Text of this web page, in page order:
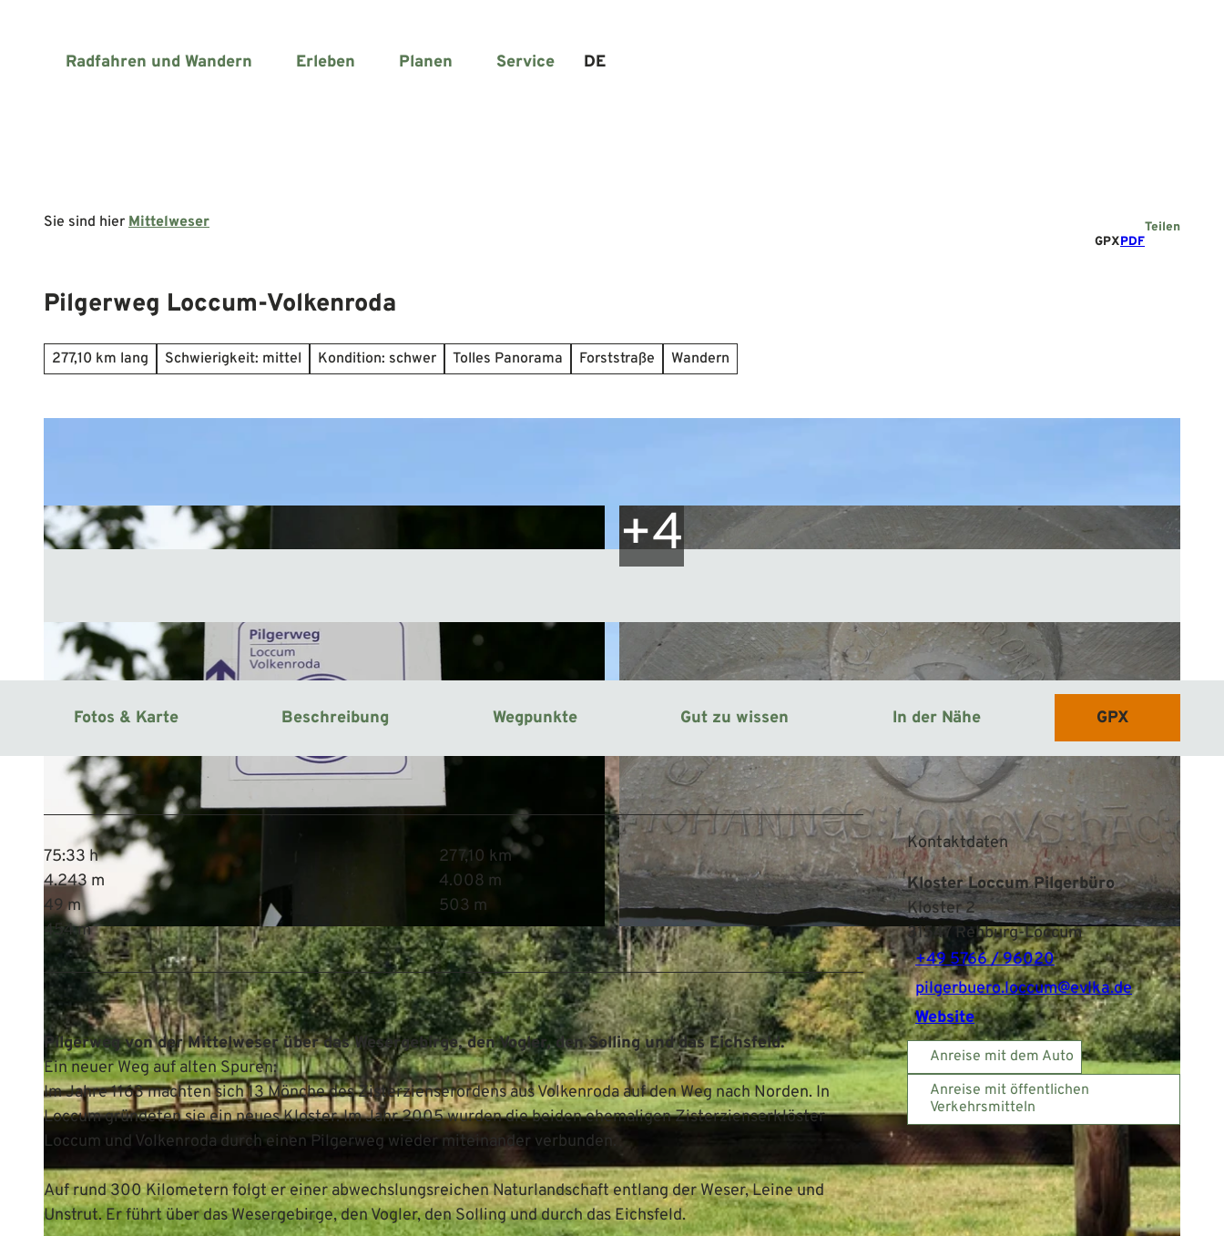
Radfahren und Wandern Erleben Planen Service DE
Sie sind hier Mittelweser
GPXPDF
Teilen
Pilgerweg Loccum-Volkenroda
277,10 km lang Schwierigkeit: mittel Kondition: schwer Tolles Panorama Forststraße Wandern
© Mittelweser-Touristik GmbH | CC-BY © Mittelweser-Touristik GmbH | CC-BY
Fotos & Karte Beschreibung Wegpunkte Gut zu wissen In der Nähe GPX
75:33 h
277,10 km
4.243 m
4.008 m
49 m
503 m
454 m
Pilgerweg von der Mittelweser über das Wesergebirge, den Vogler, den Solling und das Eichsfeld.
Ein neuer Weg auf alten Spuren:
Im Jahre 1163 machten sich 13 Mönche des Zisterzienserordens aus Volkenroda auf den Weg nach Norden. In
Loccum gründeten sie ein neues Kloster. Im Jahr 2005 wurden die beiden ehemaligen Zisterzienserklöster
Loccum und Volkenroda durch einen Pilgerweg wieder miteinander verbunden.
Auf rund 300 Kilometern folgt er einer abwechslungsreichen Naturlandschaft entlang der Weser, Leine und
Unstrut. Er führt über das Wesergebirge, den Vogler, den Solling und durch das Eichsfeld.
Kontaktdaten
Kloster Loccum Pilgerbüro
Kloster 2
31547 Rehburg-Loccum
+49 5766 / 96020
pilgerbuero.loccum@evlka.de
Website
Anreise mit dem Auto
Anreise mit öffentlichen
Verkehrsmitteln